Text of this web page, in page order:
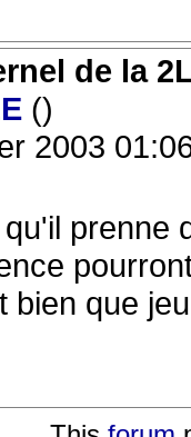
de la
()
2003
prenne
bien que